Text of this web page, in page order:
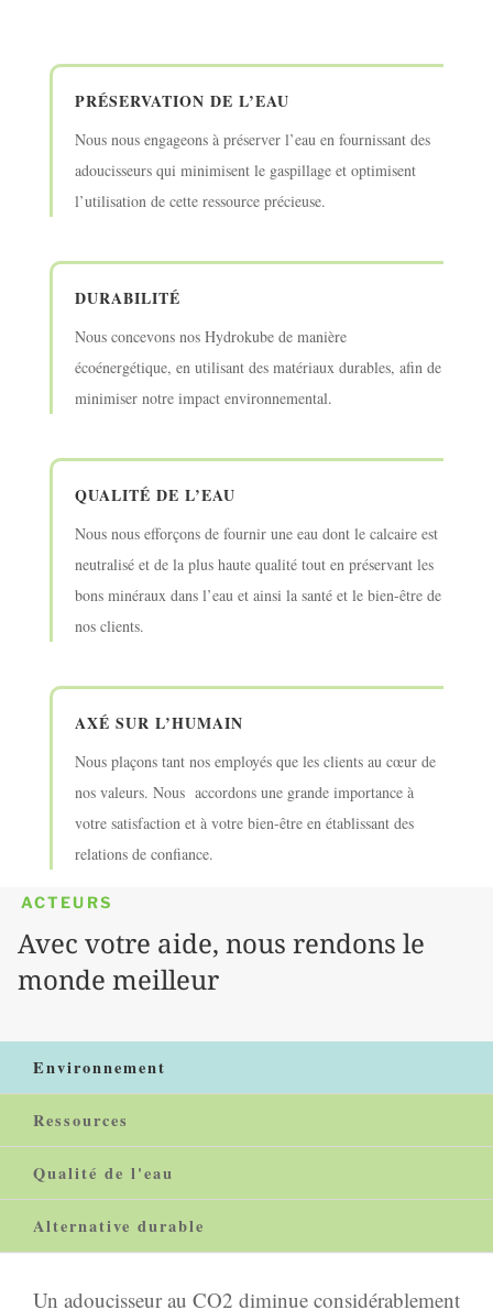
PRÉSERVATION DE L’EAU
Nous nous engageons à préserver l’eau en fournissant des
adoucisseurs qui minimisent le gaspillage et optimisent
l’utilisation de cette ressource précieuse.
DURABILITÉ
Nous concevons nos Hydrokube de manière
écoénergétique, en utilisant des matériaux durables, afin de
minimiser notre impact environnemental.
QUALITÉ DE L’EAU
Nous nous efforçons de fournir une eau dont le calcaire est
neutralisé et de la plus haute qualité tout en préservant les
bons minéraux dans l’eau et ainsi la santé et le bien-être de
nos clients.
AXÉ SUR L’HUMAIN
Nous plaçons tant nos employés que les clients au cœur de
nos valeurs. Nous accordons une grande importance à
votre satisfaction et à votre bien-être en établissant des
relations de confiance.
ACTEURS
Avec votre aide, nous rendons le
monde meilleur
Environnement
Ressources
Qualité de l'eau
Alternative durable
Un adoucisseur au CO2 diminue considérablement